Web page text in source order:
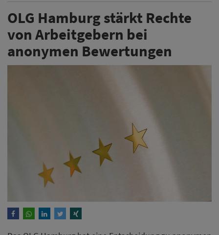
OLG Hamburg stärkt Rechte
von Arbeitgebern bei
anonymen Bewertungen